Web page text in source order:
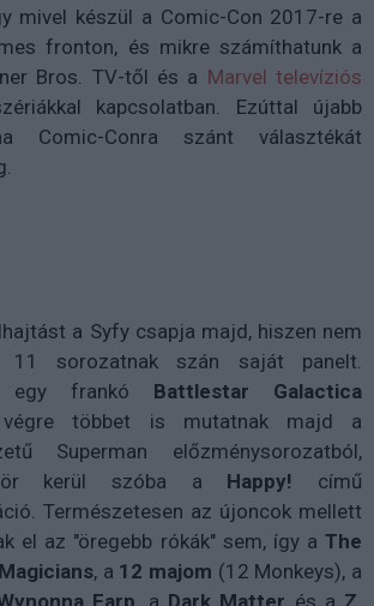
mivel készül a Comic-Con 2017-re a
fronton, és mikre számíthatunk a
Bros. TV-től és a Marvel televíziós
kapcsolatban. Ezúttal újabb
Comic-Conra szánt választékát
a Syfy csapja majd, hiszen nem
11 sorozatnak szán saját panelt.
egy frankó Battlestar Galactica
végre többet is mutatnak majd a
Superman előzménysorozatból,
kerül szóba a Happy! című
Természetesen az újoncok mellett
el az "öregebb rókák" sem, így a The
, a 12 majom (12 Monkeys), a
Earp, a Dark Matter és a Z,